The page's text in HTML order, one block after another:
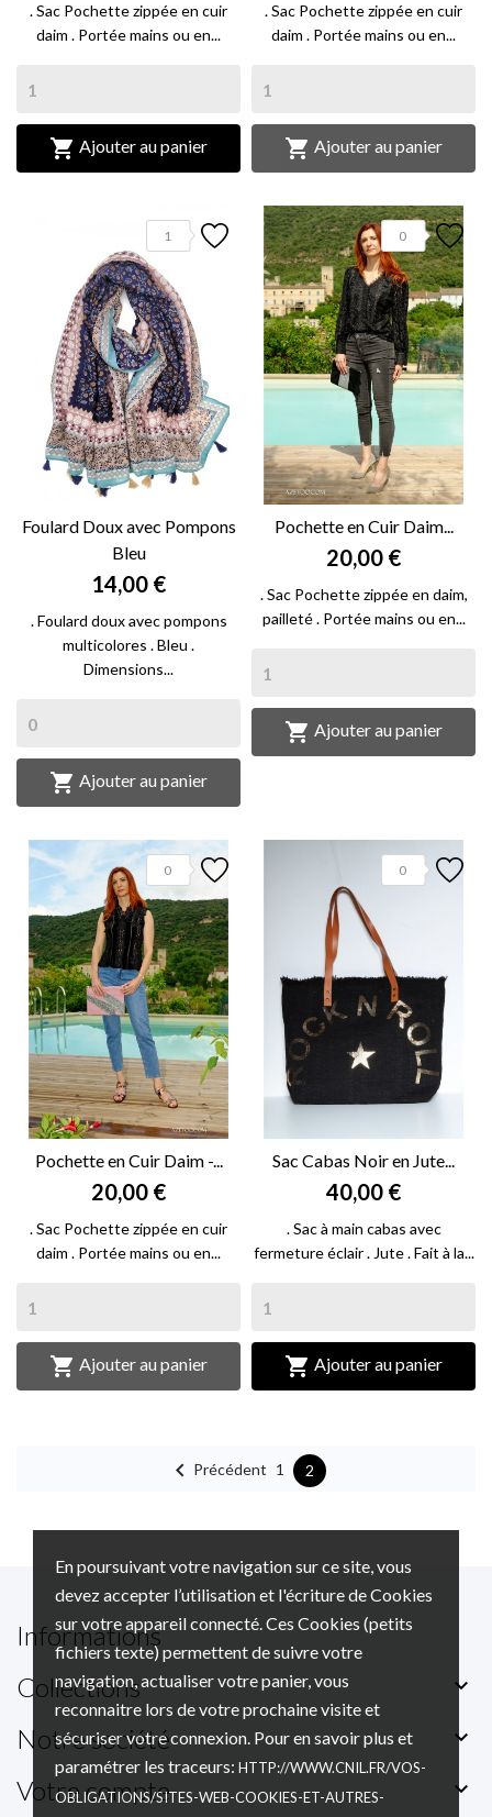
En poursuivant votre navigation sur ce site, vous
devez accepter l’utilisation et l'écriture de Cookies
sur votre appareil connecté. Ces Cookies (petits
fichiers texte) permettent de suivre votre
navigation, actualiser votre panier, vous
reconnaitre lors de votre prochaine visite et
sécuriser votre connexion. Pour en savoir plus et
paramétrer les traceurs: HTTP://WWW.CNIL.FR/VOS-
OBLIGATIONS/SITES-WEB-COOKIES-ET-AUTRES-
. Sac Pochette zippée en cuir
daim . Portée mains ou en...
 Ajouter au panier
. Sac Pochette zippée en cuir
daim . Portée mains ou en...
 Ajouter au panier
1
Foulard Doux avec Pompons
Bleu
14,00 €
. Foulard doux avec pompons
multicolores . Bleu .
Dimensions...
 Ajouter au panier
0
Pochette en Cuir Daim...
20,00 €
. Sac Pochette zippée en daim,
pailleté . Portée mains ou en...
 Ajouter au panier
0
Pochette en Cuir Daim -...
20,00 €
. Sac Pochette zippée en cuir
daim . Portée mains ou en...
 Ajouter au panier
0
Sac Cabas Noir en Jute...
40,00 €
. Sac à main cabas avec
fermeture éclair . Jute . Fait à la...
 Ajouter au panier
 Précédent 1 2
Informations
Collections

Notre société 
Votre compte 